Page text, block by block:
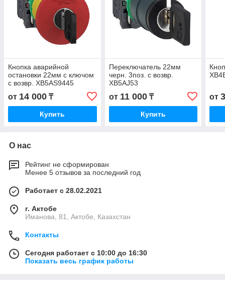
Кнопка аварийной
остановки 22мм с ключом
с возвр. XB5AS9445
от 14 000 ₸
Купить
Переключатель 22мм
черн. 3поз. с возвр.
XB5AJ53
от 11 000₸
Купить
от
О нас
Рейтинг не сформирован
Менее 5 отзывов за последний год
Работает с 28.02.2021
г. Актобе
Иманова, 81, Актобе, Казахстан
Контакты
Сегодня работает с 10:00 до 16:30
Показать весь график работы